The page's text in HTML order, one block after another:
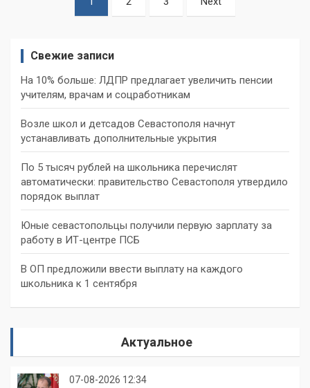
записей
Свежие записи
На 10% больше: ЛДПР предлагает увеличить пенсии
учителям, врачам и соцработникам
Возле школ и детсадов Севастополя начнут
устанавливать дополнительные укрытия
По 5 тысяч рублей на школьника перечислят
автоматически: правительство Севастополя утвердило
порядок выплат
Юные севастопольцы получили первую зарплату за
работу в ИТ-центре ПСБ
В ОП предложили ввести выплату на каждого
школьника к 1 сентября
Актуальное
07-08-2026 12:34